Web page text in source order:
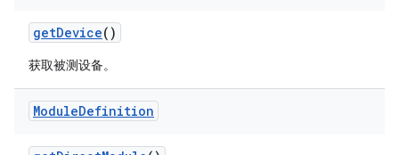
getDevice()
获取被测设备。
ModuleDefinition